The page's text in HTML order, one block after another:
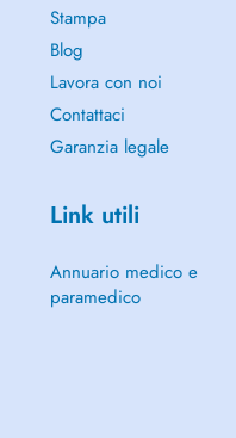
Stampa
Blog
Lavora con noi
Contattaci
Garanzia legale
Link utili
Annuario medico e
paramedico